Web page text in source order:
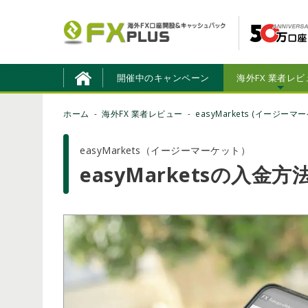
開催中のキャンペーン 海外FX 業者レビ
ホーム 海外FX 業者レビュー easyMarkets (イージーマー
easyMarkets（イージーマーケット）
easyMarketsの入金方